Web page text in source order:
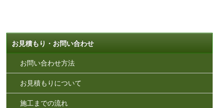
お見積もり・お問い合わせ
お問い合わせ方法
お見積もりについて
施工までの流れ